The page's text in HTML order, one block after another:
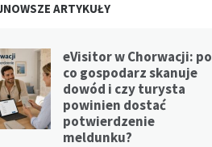
ARTYKUŁY
eVisitor w Chorwacji: po
co gospodarz skanuje
dowód i czy turysta
powinien dostać
potwierdzenie
meldunku?